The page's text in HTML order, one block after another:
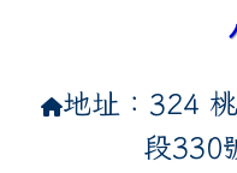
地址：324
段330